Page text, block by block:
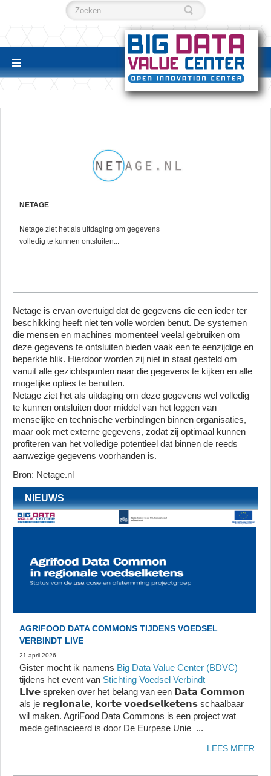
NETAGE
Netage ziet het als uitdaging om gegevens
volledig te kunnen ontsluiten...
Netage is ervan overtuigd dat de gegevens die een ieder ter
beschikking heeft niet ten volle worden benut. De systemen
die mensen en machines momenteel veelal gebruiken om
deze gegevens te ontsluiten bieden vaak een te eenzijdige en
beperkte blik. Hierdoor worden zij niet in staat gesteld om
vanuit alle gezichtspunten naar die gegevens te kijken en alle
mogelijke opties te benutten.
Netage ziet het als uitdaging om deze gegevens wel volledig
te kunnen ontsluiten door middel van het leggen van
menselijke en technische verbindingen binnen organisaties,
maar ook met externe gegevens, zodat zij optimaal kunnen
profiteren van het volledige potentieel dat binnen de reeds
aanwezige gegevens voorhanden is.
Bron: Netage.nl
NIEUWS
AGRIFOOD DATA COMMONS TIJDENS VOEDSEL
VERBINDT LIVE
21 april 2026
Gister mocht ik namens Big Data Value Center (BDVC)
tijdens het event van Stichting Voedsel Verbindt
𝗟𝗶𝘃𝗲 spreken over het belang van een 𝗗𝗮𝘁𝗮 𝗖𝗼𝗺𝗺𝗼𝗻
als je 𝗿𝗲𝗴𝗶𝗼𝗻𝗮𝗹𝗲, 𝗸𝗼𝗿𝘁𝗲 𝘃𝗼𝗲𝗱𝘀𝗲𝗹𝗸𝗲𝘁𝗲𝗻𝘀 schaalbaar
wil maken. AgriFood Data Commons is een project wat
mede gefinacieerd is door De Eurpese Unie ...
LEES MEER...